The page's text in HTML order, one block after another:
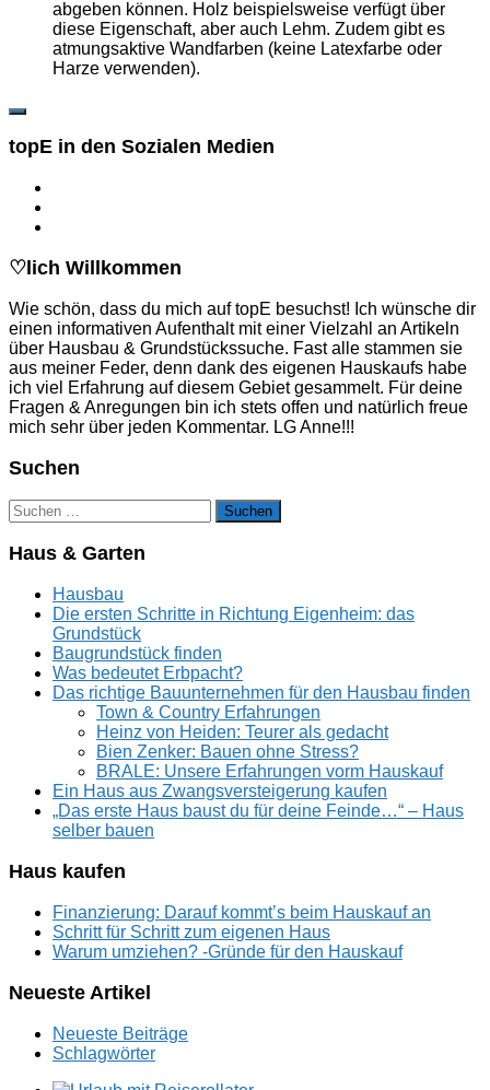
abgeben können. Holz beispielsweise verfügt über
diese Eigenschaft, aber auch Lehm. Zudem gibt es
atmungsaktive Wandfarben (keine Latexfarbe oder
Harze verwenden).
topE in den Sozialen Medien
♡lich Willkommen
Wie schön, dass du mich auf topE besuchst! Ich wünsche dir
einen informativen Aufenthalt mit einer Vielzahl an Artikeln
über Hausbau & Grundstückssuche. Fast alle stammen sie
aus meiner Feder, denn dank des eigenen Hauskaufs habe
ich viel Erfahrung auf diesem Gebiet gesammelt. Für deine
Fragen & Anregungen bin ich stets offen und natürlich freue
mich sehr über jeden Kommentar. LG Anne!!!
Suchen
Suchen
nach:
Haus & Garten
Hausbau
Die ersten Schritte in Richtung Eigenheim: das
Grundstück
Baugrundstück finden
Was bedeutet Erbpacht?
Das richtige Bauunternehmen für den Hausbau finden
Town & Country Erfahrungen
Heinz von Heiden: Teurer als gedacht
Bien Zenker: Bauen ohne Stress?
BRALE: Unsere Erfahrungen vorm Hauskauf
Ein Haus aus Zwangsversteigerung kaufen
„Das erste Haus baust du für deine Feinde…“ – Haus
selber bauen
Haus kaufen
Finanzierung: Darauf kommt’s beim Hauskauf an
Schritt für Schritt zum eigenen Haus
Warum umziehen? -Gründe für den Hauskauf
Neueste Artikel
Neueste Beiträge
Schlagwörter